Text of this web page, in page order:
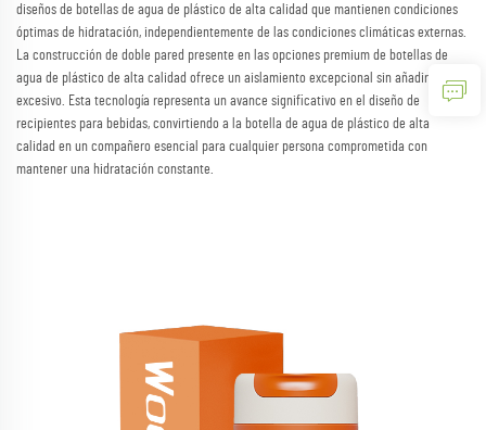
diseños de botellas de agua de plástico de alta calidad que mantienen condiciones
óptimas de hidratación, independientemente de las condiciones climáticas externas.
La construcción de doble pared presente en las opciones premium de botellas de
agua de plástico de alta calidad ofrece un aislamiento excepcional sin añadir peso
excesivo. Esta tecnología representa un avance significativo en el diseño de
recipientes para bebidas, convirtiendo a la botella de agua de plástico de alta
calidad en un compañero esencial para cualquier persona comprometida con
mantener una hidratación constante.